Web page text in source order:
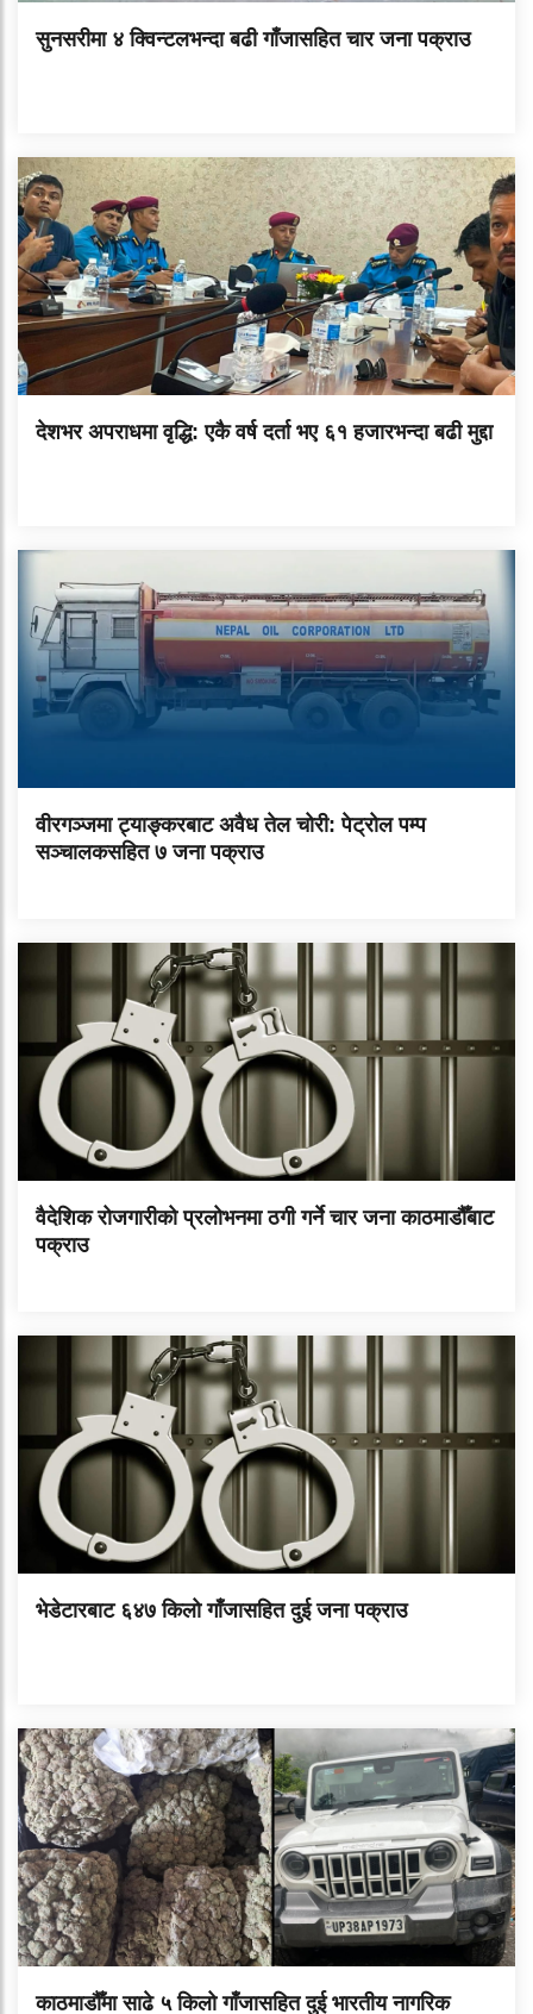
सुनसरीमा ४ क्विन्टलभन्दा बढी गाँजासहित चार जना पक्राउ
देशभर अपराधमा वृद्धि: एकै वर्ष दर्ता भए ६१ हजारभन्दा बढी मुद्दा
वीरगञ्जमा ट्याङ्करबाट अवैध तेल चोरी: पेट्रोल पम्प
सञ्चालकसहित ७ जना पक्राउ
वैदेशिक रोजगारीको प्रलोभनमा ठगी गर्ने चार जना काठमाडौँबाट
पक्राउ
भेडेटारबाट ६४७ किलो गाँजासहित दुई जना पक्राउ
काठमाडौँमा साढे ५ किलो गाँजासहित दुई भारतीय नागरिक